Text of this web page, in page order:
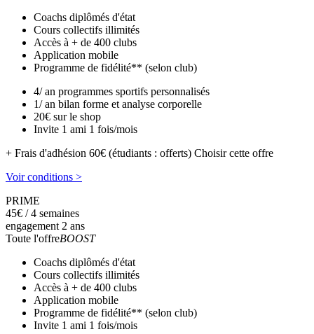
Coachs diplômés d'état
Cours collectifs illimités
Accès à + de 400 clubs
Application mobile
Programme de fidélité** (selon club)
4/ an programmes sportifs personnalisés
1/ an bilan forme et analyse corporelle
20€ sur le shop
Invite 1 ami 1 fois/mois
+ Frais d'adhésion 60€ (étudiants : offerts) Choisir cette offre
Voir conditions >
PRIME
45€ / 4 semaines
engagement 2 ans
Toute l'offreBOOST
Coachs diplômés d'état
Cours collectifs illimités
Accès à + de 400 clubs
Application mobile
Programme de fidélité** (selon club)
Invite 1 ami 1 fois/mois